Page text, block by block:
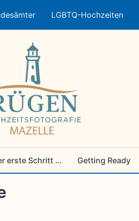
LGBTQ-Hochzeiten
erste Schritt … Getting Ready